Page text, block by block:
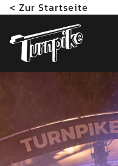
< Zur Startseite